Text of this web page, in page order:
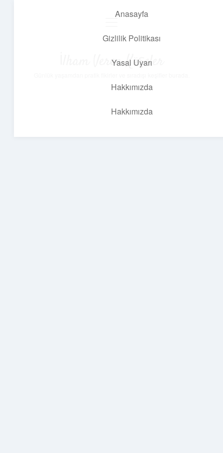
Anasayfa
Gizlilik Politikası
Yasal Uyarı
Hakkımızda
Hakkımızda
İlham Veren Köşeler